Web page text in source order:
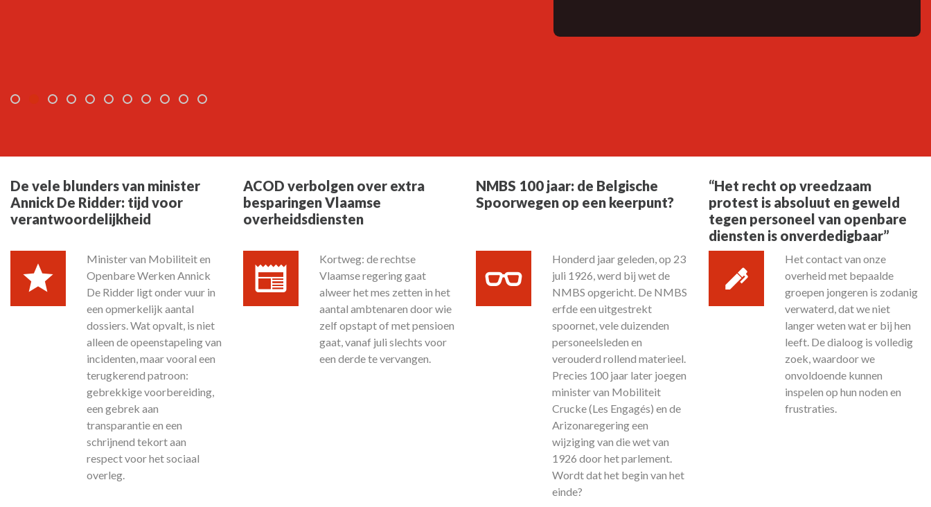
De vele blunders van minister
Annick De Ridder: tijd voor
verantwoordelijkheid
Minister van Mobiliteit en
Openbare Werken Annick
De Ridder ligt onder vuur in
een opmerkelijk aantal
dossiers. Wat opvalt, is niet
alleen de opeenstapeling van
incidenten, maar vooral een
terugkerend patroon:
gebrekkige voorbereiding,
een gebrek aan
transparantie en een
schrijnend tekort aan
respect voor het sociaal
overleg.
ACOD verbolgen over extra
besparingen Vlaamse
overheidsdiensten
Kortweg: de rechtse
Vlaamse regering gaat
alweer het mes zetten in het
aantal ambtenaren door wie
zelf opstapt of met pensioen
gaat, vanaf juli slechts voor
een derde te vervangen.
NMBS 100 jaar: de Belgische
Spoorwegen op een keerpunt?
Honderd jaar geleden, op 23
juli 1926, werd bij wet de
NMBS opgericht. De NMBS
erfde een uitgestrekt
spoornet, vele duizenden
personeelsleden en
verouderd rollend materieel.
Precies 100 jaar later joegen
minister van Mobiliteit
Crucke (Les Engagés) en de
Arizonaregering een
wijziging van die wet van
1926 door het parlement.
Wordt dat het begin van het
einde?
“Het recht op vreedzaam
protest is absoluut en geweld
tegen personeel van openbare
diensten is onverdedigbaar”
Het contact van onze
overheid met bepaalde
groepen jongeren is zodanig
verwaterd, dat we niet
langer weten wat er bij hen
leeft. De dialoog is volledig
zoek, waardoor we
onvoldoende kunnen
inspelen op hun noden en
frustraties.